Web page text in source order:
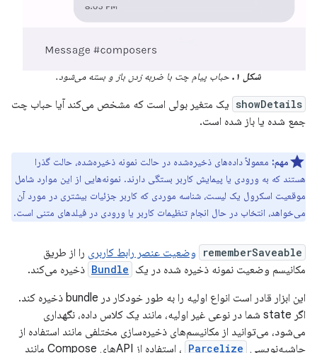
شکل ۱. حباب پیام چت با ضربه زدن باز و بسته می‌شود.
showDetails یک متغیر بولی است که مشخص می‌کند آیا حباب چت
جمع شده یا باز شده است.
مهم: معمولاً داده‌های ذخیره‌شده در حالت نمونه ذخیره‌شده، حالت گذرا
هستند که به ورودی یا پیمایش کاربر بستگی دارند. نمونه‌هایی از این موارد شامل
موقعیت اسکرول یک لیست، شناسه موردی که کاربر جزئیات بیشتری در مورد آن
می‌خواهد، انتخاب در حال انجام تنظیمات کاربر یا ورودی در فیلدهای متنی است.
rememberSaveable وضعیت عنصر رابط کاربری را از طریق
مکانیسم وضعیت نمونه ذخیره شده در یک Bundle ذخیره می‌کند.
این ابزار قادر است انواع اولیه را به طور خودکار در bundle ذخیره کند.
اگر state شما در نوعی غیر اولیه، مانند یک کلاس داده، نگهداری
می‌شود، می‌توانید از مکانیسم‌های ذخیره‌سازی مختلفی مانند استفاده از
حاشیه‌نویسی Parcelize ، استفاده از APIهای Compose مانند